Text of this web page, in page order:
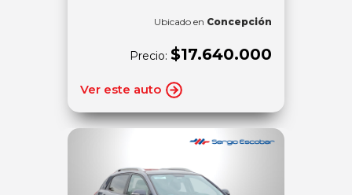
Ubicado en Concepción
Precio: $17.640.000
Ver este auto